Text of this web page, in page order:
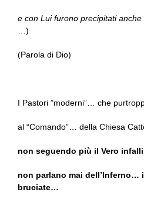
e con Lui furono precipitati anche
…)
(Parola di Dio)
I Pastori ”moderni”… che
al “Comando”… della Chiesa
non seguendo più il Vero
non parlano mai dell’Inferno…
bruciate…